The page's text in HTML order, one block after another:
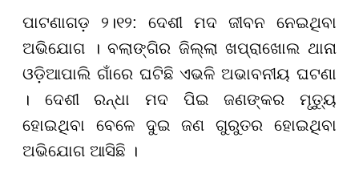
ପାଟଣାଗଡ଼ ୨।୧୨: ଦେଶୀ ମଦ ଜୀବନ ନେଇଥିବା
ଅଭିଯୋଗ ।ବଲାଙ୍ଗିର ଜିଲ୍ଲା ଖପ୍ରାଖୋଲ ଥାନା
ଓଡ଼ିଆପାଲି ଗାଁରେ ଘଟିଛି ଏଭଳି ଅଭାବନୀୟ ଘଟଣା
। ଦେଶୀ ରନ୍ଧା ମଦ ପିଇ ଜଣଙ୍କର ମୃତ୍ୟୁ
ହୋଇଥିବା ବେଳେ ଦୁଇ ଜଣ ଗୁରୁତର ହୋଇଥିବା
ଅଭିଯୋଗ ଆସିଛି ।